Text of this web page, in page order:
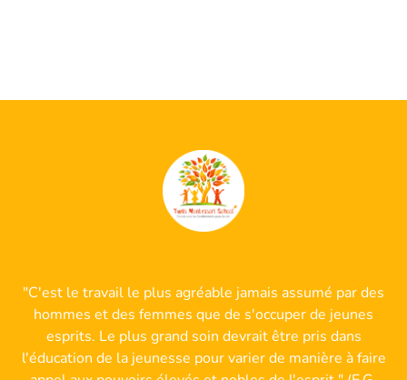
"C'est le travail le plus agréable jamais assumé par des
hommes et des femmes que de s'occuper de jeunes
esprits. Le plus grand soin devrait être pris dans
l'éducation de la jeunesse pour varier de manière à faire